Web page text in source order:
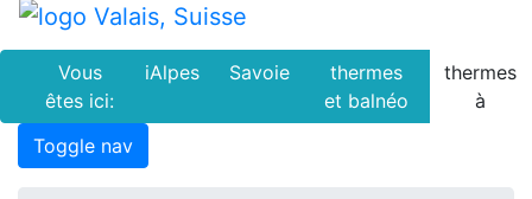
Vous
êtes ici:
iAlpes Savoie
thermes
et balnéo
thermes
à
Toggle nav